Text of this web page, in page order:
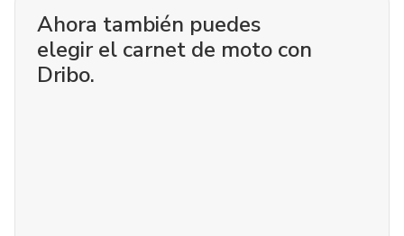
Ahora también puedes
elegir el carnet de moto con
Dribo.